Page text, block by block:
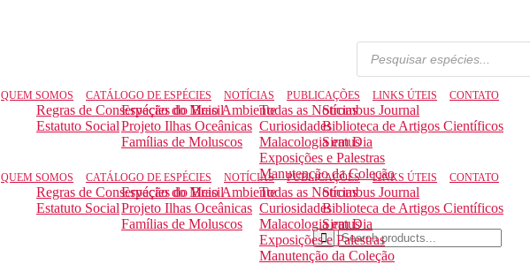
QUEM SOMOS
Regras de Conservação do Meio Ambiente
Estatuto Social
CATÁLOGO DE ESPÉCIES
Espécies do Brasil
Projeto Ilhas Oceânicas
Famílias de Moluscos
NOTÍCIAS
Todas as Notícias
Curiosidades
Malacologia em Dia
Exposições e Palestras
Manutenção da Coleção
PUBLICAÇÕES
Strombus Journal
Biblioteca de Artigos Científicos
Siratus
LINKS ÚTEIS CONTATO
QUEM SOMOS
Regras de Conservação do Meio Ambiente
Estatuto Social
CATÁLOGO DE ESPÉCIES
Espécies do Brasil
Projeto Ilhas Oceânicas
Famílias de Moluscos
NOTÍCIAS
Todas as Notícias
Curiosidades
Malacologia em Dia
Exposições e Palestras
Manutenção da Coleção
PUBLICAÇÕES
Strombus Journal
Biblioteca de Artigos Científicos
Siratus
LINKS ÚTEIS CONTATO